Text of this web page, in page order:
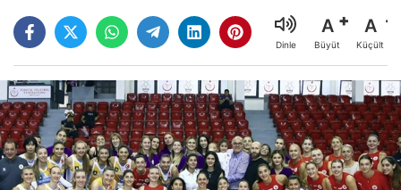
Dinle
A
Büyüt
A
Küçült